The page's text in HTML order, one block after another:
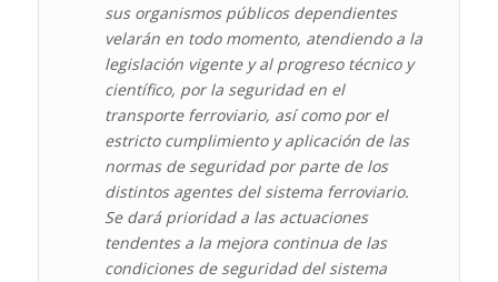
sus organismos públicos dependientes
velarán en todo momento, atendiendo a la
legislación vigente y al progreso técnico y
científico, por la seguridad en el
transporte ferroviario, así como por el
estricto cumplimiento y aplicación de las
normas de seguridad por parte de los
distintos agentes del sistema ferroviario.
Se dará prioridad a las actuaciones
tendentes a la mejora continua de las
condiciones de seguridad del sistema